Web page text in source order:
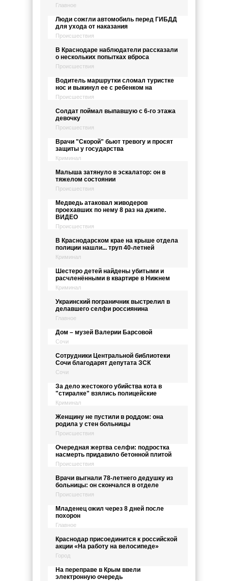
Главное
Люди сожгли автомобиль перед ГИБДД
для ухода от наказания
Происшествия
В Краснодаре наблюдатели рассказали
о нескольких попытках вброса
Происшествия
Водитель маршрутки сломал туристке
нос и выкинул ее с ребенком на
Происшествия
Солдат поймал выпавшую с 6-го этажа
девочку
Происшествия
Врачи "Скорой" бьют тревогу и просят
защиты у государства
Криминал
Малыша затянуло в эскалатор: он в
тяжелом состоянии
Происшествия
Медведь атаковал живодеров
проехавших по нему 8 раз на джипе.
ВИДЕО
Происшествия
В Краснодарском крае на крыше отдела
полиции нашли... труп 40-летней
Криминал
Шестеро детей найдены убитыми и
расчленёнными в квартире в Нижнем
Криминал
Украинский пограничник выстрелил в
делавшего селфи россиянина
Главное
Дом – музей Валерии Барсовой
Сочи
Сотрудники Центральной библиотеки
Сочи благодарят депутата ЗСК
Сочи
За дело жестокого убийства кота в
"стиралке" взялись полицейские
Криминал
Женщину не пустили в роддом: она
родила у стен больницы
Происшествия
Очередная жертва селфи: подростка
насмерть придавило бетонной плитой
Происшествия
Врачи выгнали 78-летнего дедушку из
больницы: он скончался в отделе
Происшествия
Младенец ожил через 8 дней после
похорон
Главное
Краснодар присоединится к российской
акции «На работу на велосипеде»
Город
На переправе в Крым ввели
электронную очередь